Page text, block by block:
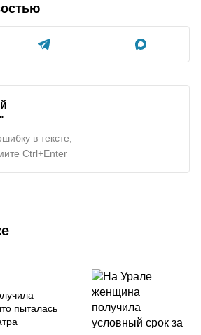
в тексте,
Ctrl+Enter
пыталась